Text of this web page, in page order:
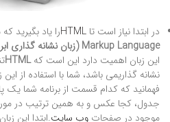
در ابتدا نیاز است تا HTMLرا یاد بگیرید
Markup Language (زبان نشانه گذاری ابر متنی)
این زبان اهمیت دارد این است کهHTML
نشانه گذاریمی باشد، شما با استفاده از
فهمانید که کدام قسمت از برنامه شما یک
جدول،‌ کجا عکس و به همین ترتیب در
موجود در صفحات وب سایت.ابتدا این